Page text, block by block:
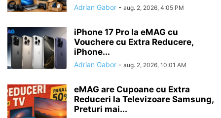
Adrian Gabor - aug. 2, 2026, 4:05 PM
iPhone 17 Pro la eMAG cu
Vouchere cu Extra Reducere,
iPhone...
Adrian Gabor - aug. 2, 2026, 10:01 AM
eMAG are Cupoane cu Extra
Reduceri la Televizoare Samsung,
Preturi mai...